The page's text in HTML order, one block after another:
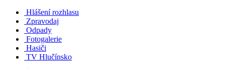
Hlášení rozhlasu
Zpravodaj
Odpady
Fotogalerie
Hasiči
TV Hlučínsko